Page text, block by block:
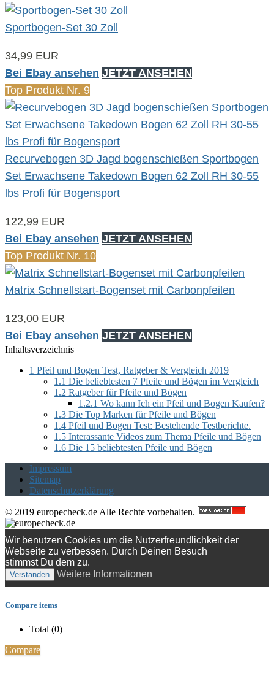
Sportbogen-Set 30 Zoll
34,99 EUR
Bei Ebay ansehen JETZT ANSEHEN
Top Produkt Nr. 9
Recurvebogen 3D Jagd bogenschießen Sportbogen
Set Erwachsene Takedown Bogen 62 Zoll RH 30-55
lbs Profi für Bogensport
122,99 EUR
Bei Ebay ansehen JETZT ANSEHEN
Top Produkt Nr. 10
Matrix Schnellstart-Bogenset mit Carbonpfeilen
123,00 EUR
Bei Ebay ansehen JETZT ANSEHEN
Inhaltsverzeichnis
1 Pfeil und Bogen Test, Ratgeber & Vergleich 2019
1.1 Die beliebtesten 7 Pfeile und Bögen im Vergleich
1.2 Ratgeber für Pfeile und Bögen
1.2.1 Wo kann Ich ein Pfeil und Bogen Kaufen?
1.3 Die Top Marken für Pfeile und Bögen
1.4 Pfeil und Bogen Test: Bestehende Testberichte.
1.5 Interassante Videos zum Thema Pfeile und Bögen
1.6 Die 15 beliebtesten Pfeile und Bögen
Impressum
Sitemap
Datenschutzerklärung
© 2019 europecheck.de Alle Rechte vorbehalten.
Wir benutzen Cookies um die Nutzerfreundlichkeit der
Webseite zu verbessen. Durch Deinen Besuch
stimmst Du dem zu.
Verstanden Weitere Informationen
Compare items
Total (0)
Compare